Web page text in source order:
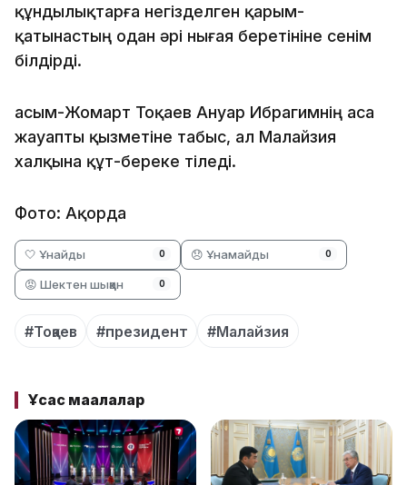
құндылықтарға негізделген қарым-
қатынастың одан әрі нығая беретініне сенім
білдірді.
Қасым-Жомарт Тоқаев Ануар Ибрагимнің аса
жауапты қызметіне табыс, ал Малайзия
халқына құт-береке тіледі.
Фото: Ақорда
🤍 Ұнайды 0 😞 Ұнамайды 0
😡 Шектен шыққан 0
#Тоқаев #президент #Малайзия
Ұқсас мақалалар